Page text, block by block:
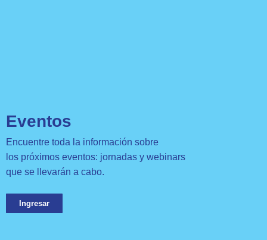
Eventos
Encuentre toda la información sobre
los próximos eventos: jornadas y webinars
que se llevarán a cabo.
Ingresar